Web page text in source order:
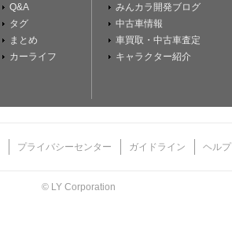
Q&A
タグ
まとめ
カーライフ
みんカラ開発ブログ
中古車情報
車買取・中古車査定
キャラクター紹介
プライバシーセンター ガイドライン ヘルプ
© LY Corporation